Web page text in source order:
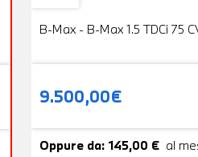
B-Max - B-Max 1.5 TDCi 75
9.500,00€
Oppure da: 145,00 € al